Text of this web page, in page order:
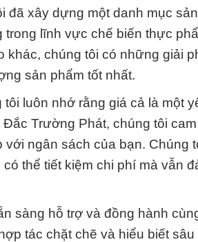
đã xây dựng một danh mục
lĩnh vực chế biến thực
chúng tôi có những giải
sản phẩm tốt nhất.
luôn nhớ rằng giá cả là một
Trường Phát, chúng tôi
ngân sách của bạn. Chúng
thể tiết kiệm chi phí mà vẫn
sàng hỗ trợ và đồng hành
tác chặt chẽ và hiểu biết